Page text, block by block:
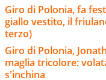
Giro di Polonia, fa
giallo vestito, il
terzo)
Giro di Polonia,
maglia tricolore:
s'inchina